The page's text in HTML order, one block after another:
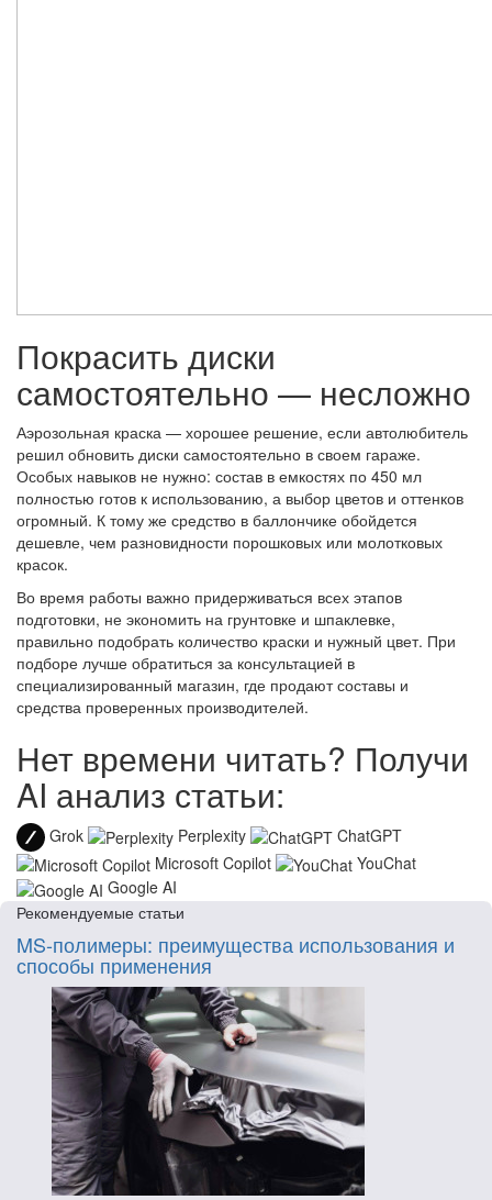
Покрасить диски
самостоятельно — несложно
Аэрозольная краска — хорошее решение, если автолюбитель
решил обновить диски самостоятельно в своем гараже.
Особых навыков не нужно: состав в емкостях по 450 мл
полностью готов к использованию, а выбор цветов и оттенков
огромный. К тому же средство в баллончике обойдется
дешевле, чем разновидности порошковых или молотковых
красок.
Во время работы важно придерживаться всех этапов
подготовки, не экономить на грунтовке и шпаклевке,
правильно подобрать количество краски и нужный цвет. При
подборе лучше обратиться за консультацией в
специализированный магазин, где продают составы и
средства проверенных производителей.
Нет времени читать? Получи
AI анализ статьи:
Grok Perplexity
ChatGPT
Microsoft Copilot
YouChat
Google AI
Рекомендуемые статьи
MS-полимеры: преимущества использования и
способы применения